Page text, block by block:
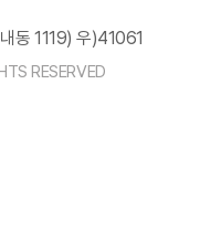
동 1119) 우)41061
RESERVED